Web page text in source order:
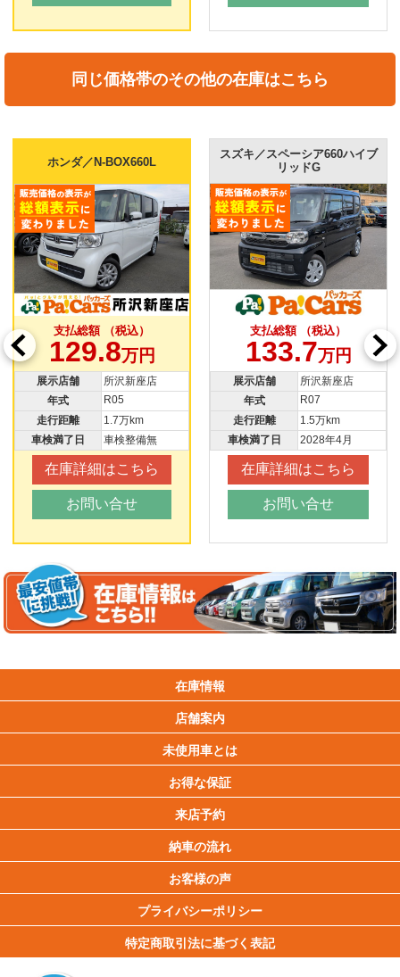
同じ価格帯のその他の在庫はこちら
ホンダ／N-BOX660L
支払総額 （税込）
129.8万円
展示店舗
所沢新座店
年式
R05
走行距離
1.7万km
車検満了日
車検整備無
在庫詳細はこちら
お問い合せ
スズキ／スペーシア660ハイブ
リッドG
支払総額 （税込）
133.7万円
展示店舗
所沢新座店
年式
R07
走行距離
1.5万km
車検満了日
2028年4月
在庫詳細はこちら
お問い合せ
在庫情報
店舗案内
未使用車とは
お得な保証
来店予約
納車の流れ
お客様の声
プライバシーポリシー
特定商取引法に基づく表記